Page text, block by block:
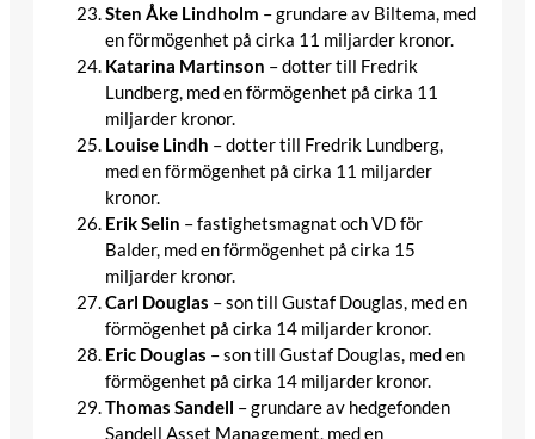
Sten Åke Lindholm – grundare av Biltema, med
en förmögenhet på cirka 11 miljarder kronor.​
Katarina Martinson – dotter till Fredrik
Lundberg, med en förmögenhet på cirka 11
miljarder kronor.​
Louise Lindh – dotter till Fredrik Lundberg,
med en förmögenhet på cirka 11 miljarder
kronor.​
Erik Selin – fastighetsmagnat och VD för
Balder, med en förmögenhet på cirka 15
miljarder kronor.​
Carl Douglas – son till Gustaf Douglas, med en
förmögenhet på cirka 14 miljarder kronor.​
Eric Douglas – son till Gustaf Douglas, med en
förmögenhet på cirka 14 miljarder kronor.​
Thomas Sandell – grundare av hedgefonden
Sandell Asset Management, med en